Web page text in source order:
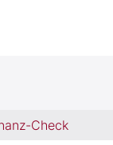
Check